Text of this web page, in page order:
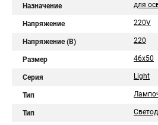
Назначение для
Напряжение 220V
Напряжение (В) 220
Размер 46x50
Серия Light
Тип
Тип